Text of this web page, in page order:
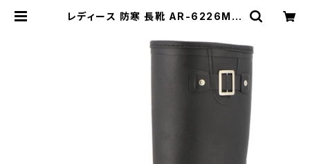
レディース 防寒 長靴 AR-6226MW
作業 弘進ゴム ロングブーツ | 長靴・
サンダルのカサブロウ